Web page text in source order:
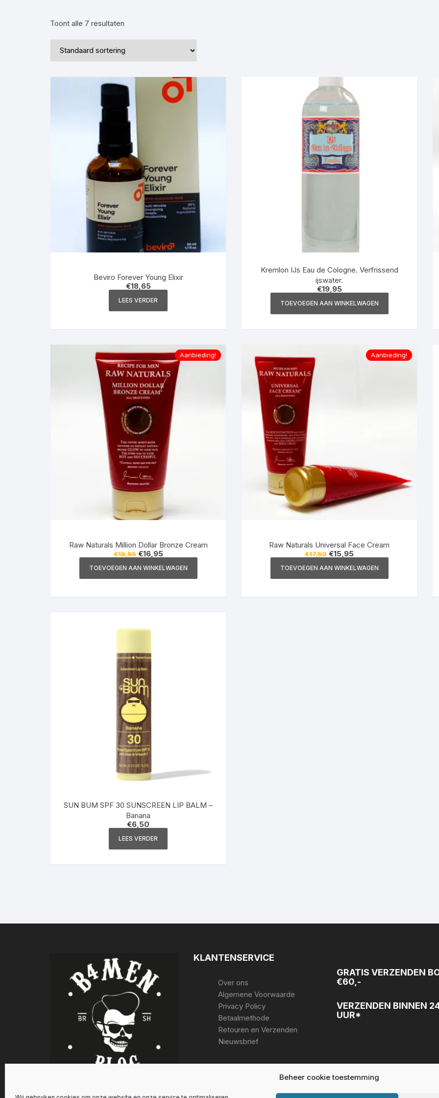
Beheer cookie toestemming
·Haargel·
·Shampoo·
·Haartrimmer·
·Shampoo·
·Baardtrimmer·
·BaardBorstel / Kammen·
Toont alle 7 resultaten
Beviro Forever Young Elixir
€18,65
LEES VERDER
Kremlon IJs Eau de Cologne. Verfrissend
ijswater.
€19,95
TOEVOEGEN AAN WINKELWAGEN
Aanbieding!
Raw Naturals Million Dollar Bronze Cream
€19,95 Oorspronkelijke
was:
€16,95Huidige
is:
TOEVOEGEN AAN WINKELWAGEN
Aanbieding!
Raw Naturals Universal Face Cream
€17,50 Oorspronkelijke
was:
€15,95Huidige
is:
TOEVOEGEN AAN WINKELWAGEN
SUN BUM SPF 30 SUNSCREEN LIP BALM –
Banana
€6,50
LEES VERDER
KLANTENSERVICE
Over ons
Algemene Voorwaarde
Privacy Policy
Betaalmethode
Retouren en Verzenden
Nieuwsbrief
GRATIS VERZENDEN
€60,-
VERZENDEN BINNEN
UUR*